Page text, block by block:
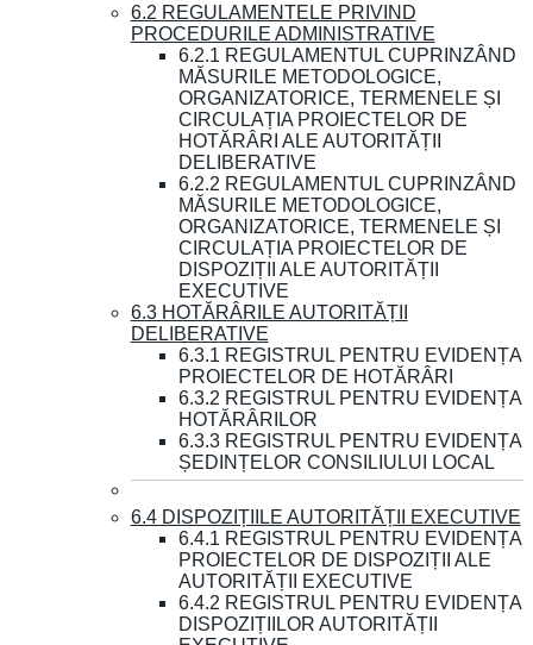
6.2 REGULAMENTELE PRIVIND
PROCEDURILE ADMINISTRATIVE
6.2.1 REGULAMENTUL CUPRINZÂND
MĂSURILE METODOLOGICE,
ORGANIZATORICE, TERMENELE ȘI
CIRCULAȚIA PROIECTELOR DE
HOTĂRÂRI ALE AUTORITĂȚII
DELIBERATIVE
6.2.2 REGULAMENTUL CUPRINZÂND
MĂSURILE METODOLOGICE,
ORGANIZATORICE, TERMENELE ȘI
CIRCULAȚIA PROIECTELOR DE
DISPOZIȚII ALE AUTORITĂȚII
EXECUTIVE
6.3 HOTĂRÂRILE AUTORITĂȚII
DELIBERATIVE
6.3.1 REGISTRUL PENTRU EVIDENȚA
PROIECTELOR DE HOTĂRÂRI
6.3.2 REGISTRUL PENTRU EVIDENȚA
HOTĂRÂRILOR
6.3.3 REGISTRUL PENTRU EVIDENȚA
ȘEDINȚELOR CONSILIULUI LOCAL
6.4 DISPOZIȚIILE AUTORITĂȚII EXECUTIVE
6.4.1 REGISTRUL PENTRU EVIDENȚA
PROIECTELOR DE DISPOZIȚII ALE
AUTORITĂȚII EXECUTIVE
6.4.2 REGISTRUL PENTRU EVIDENȚA
DISPOZIȚIILOR AUTORITĂȚII